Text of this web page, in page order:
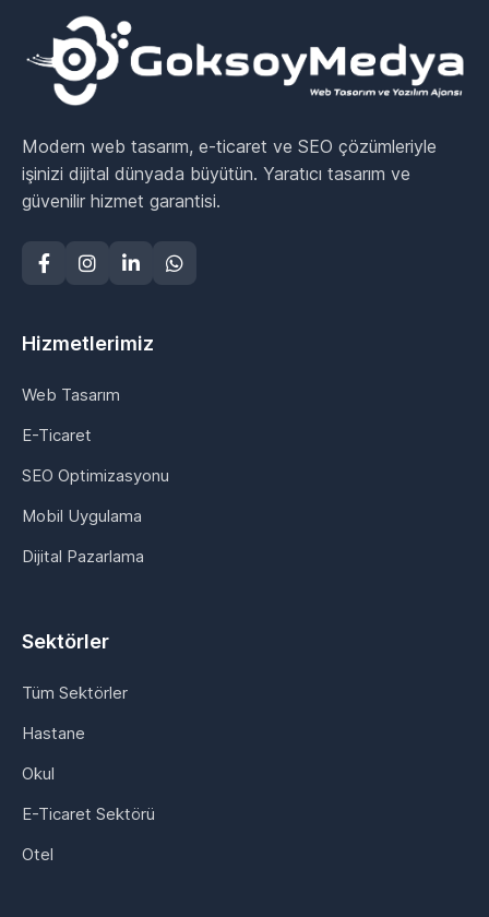
Modern web tasarım, e-ticaret ve SEO çözümleriyle
işinizi dijital dünyada büyütün. Yaratıcı tasarım ve
güvenilir hizmet garantisi.
Hizmetlerimiz
Web Tasarım
E-Ticaret
SEO Optimizasyonu
Mobil Uygulama
Dijital Pazarlama
Sektörler
Tüm Sektörler
Hastane
Okul
E-Ticaret Sektörü
Otel